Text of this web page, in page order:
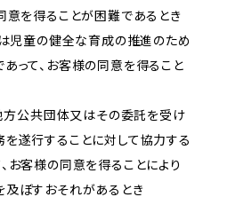
意を得ることが困難であるとき
児童の健全な育成の推進のため
って、お客様の同意を得ること
方公共団体又はその委託を受け
遂行することに対して協力する
お客様の同意を得ることにより
ぼすおそれがあるとき